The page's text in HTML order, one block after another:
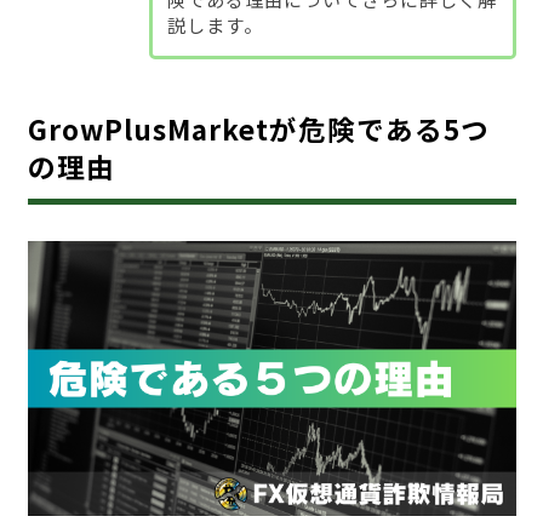
説します。
GrowPlusMarketが危険である5つ
の理由